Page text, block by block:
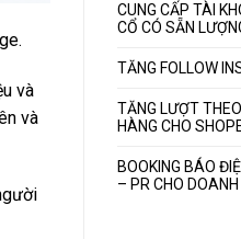
và
và
CUNG CẤP TÀI
CỔ CÓ SẴN
TĂNG FOLLOW
TĂNG LƯỢT
HÀNG CHO
BOOKING BÁO
– PR CHO DOANH